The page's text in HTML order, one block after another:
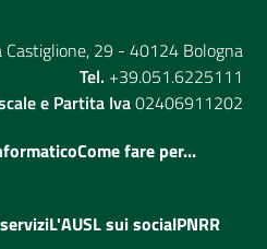
Castiglione, 29 - 40124 Bologna
Tel. +39.051.6225111
e Partita Iva02406911202
Come fare per...
L'AUSL sui socialPNRR